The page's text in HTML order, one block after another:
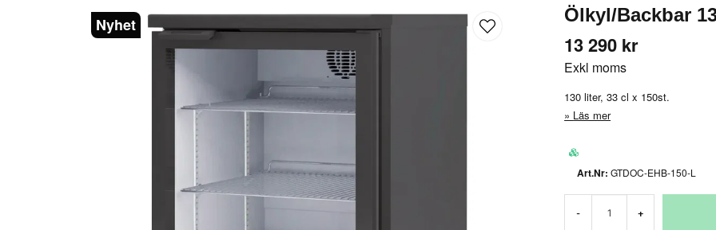
Nyhet Ölkyl/Backbar
13 290 kr
Exkl moms
130 liter, 33 cl x 150st.
Läs mer
GTDOC-EHB-150-L
- +